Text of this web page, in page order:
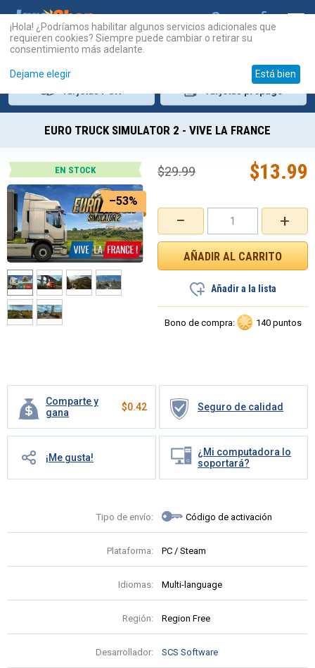
EURO TRUCK SIMULATOR 2 - VIVE LA FRANCE
EN STOCK
–53%
Comparte y
gana
$0.42 Seguro de calidad
¡Me gusta!
¿Mi computadora lo
soportará?
Tipo de envío: Código de activación
Plataforma: PC / Steam
Idiomas: Multi-language
Región: Region Free
Desarrollador: SCS Software
+
−
$13.99
$29.99
Añadir a la lista
Bono de compra: 140 puntos
¡Hola! ¿Podríamos habilitar algunos servicios adicionales que
requieren cookies? Siempre puede cambiar o retirar su
consentimiento más adelante.
Dejame elegir Está bien